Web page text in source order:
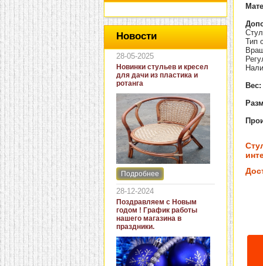
Новости
28-05-2025
Новинки стульев и кресел
для дачи из пластика и
ротанга
Интернет-магазин "Кровать
и диван" представляет
новинки стульев и кресел
для дачи. В ассортименте
представлены как
бюджетные модели из
пластика для дачи, так и
кресла для загородных
домов из натурального и
искусственного ротанга.
Подробнее
28-12-2024
Поздравляем с Новым
годом ! График работы
нашего магазина в
праздники.
Тип
Вес: